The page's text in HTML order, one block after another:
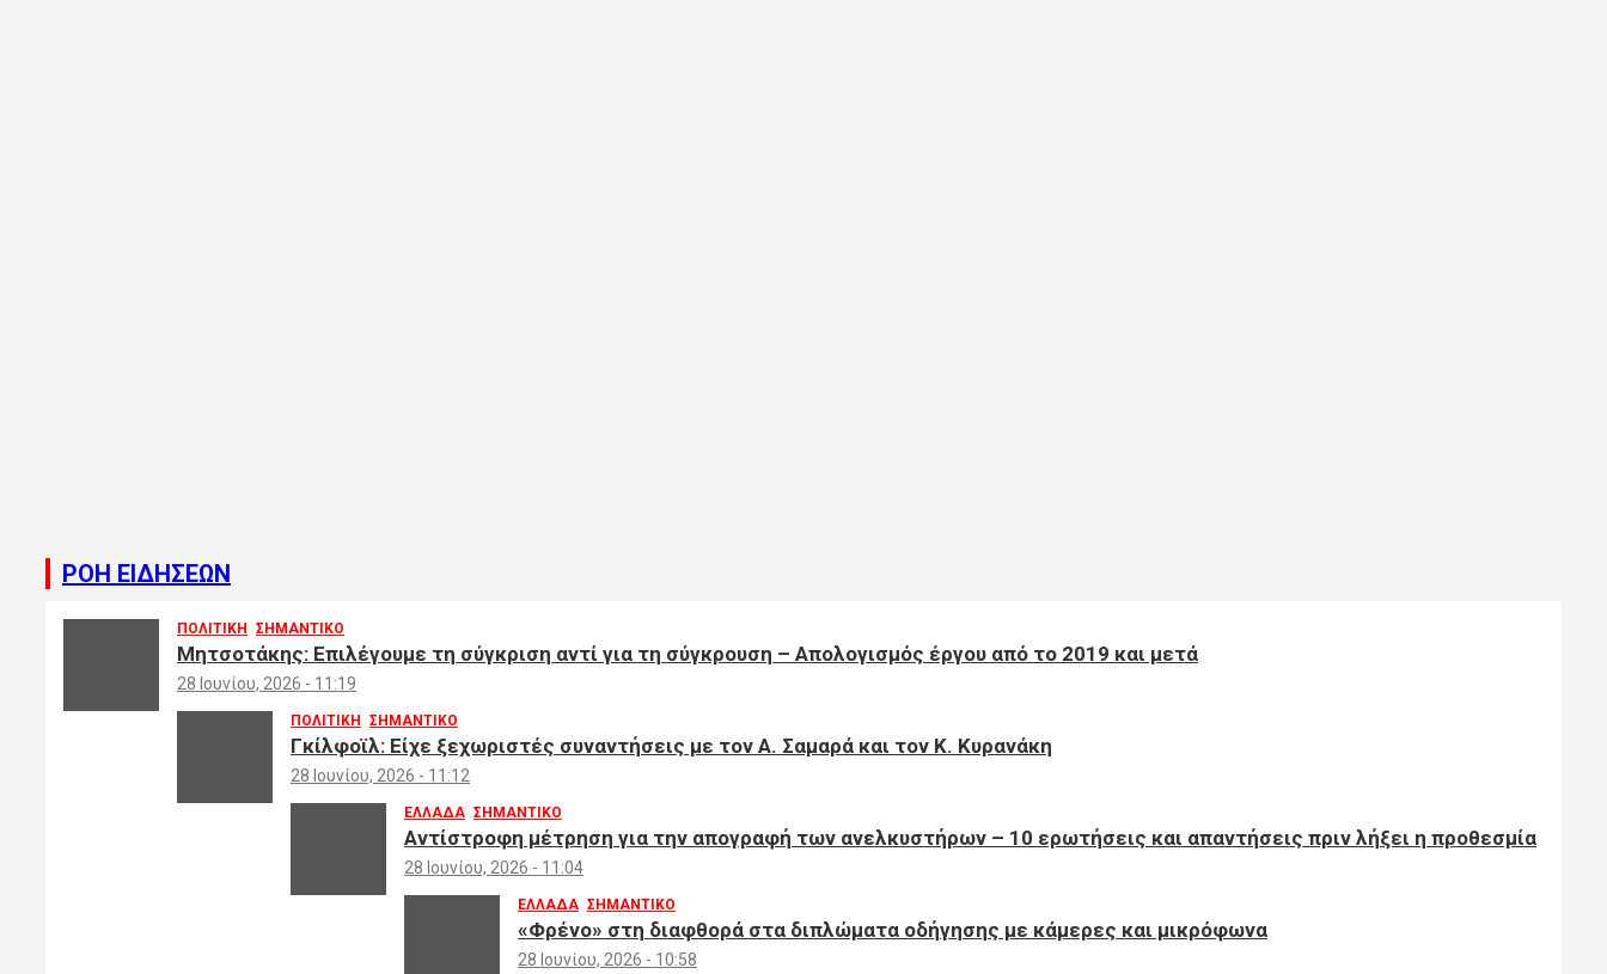
ΡΟΗ ΕΙΔΗΣΕΩΝ
ΠΟΛΙΤΙΚΗ ΣΗΜΑΝΤΙΚΟ
Μητσοτάκης: Επιλέγουμε τη σύγκριση αντί για τη σύγκρουση – Απολογισμός έργου από το 2019 και μετά
28 Ιουνίου, 2026 - 11:19
ΠΟΛΙΤΙΚΗ ΣΗΜΑΝΤΙΚΟ
Γκίλφοϊλ: Είχε ξεχωριστές συναντήσεις με τον Α. Σαμαρά και τον Κ. Κυρανάκη
28 Ιουνίου, 2026 - 11:12
ΕΛΛΑΔΑ ΣΗΜΑΝΤΙΚΟ
Αντίστροφη μέτρηση για την απογραφή των ανελκυστήρων – 10 ερωτήσεις και απαντήσεις πριν λήξει η προθεσμία
28 Ιουνίου, 2026 - 11:04
ΕΛΛΑΔΑ ΣΗΜΑΝΤΙΚΟ
«Φρένο» στη διαφθορά στα διπλώματα οδήγησης με κάμερες και μικρόφωνα
28 Ιουνίου, 2026 - 10:58